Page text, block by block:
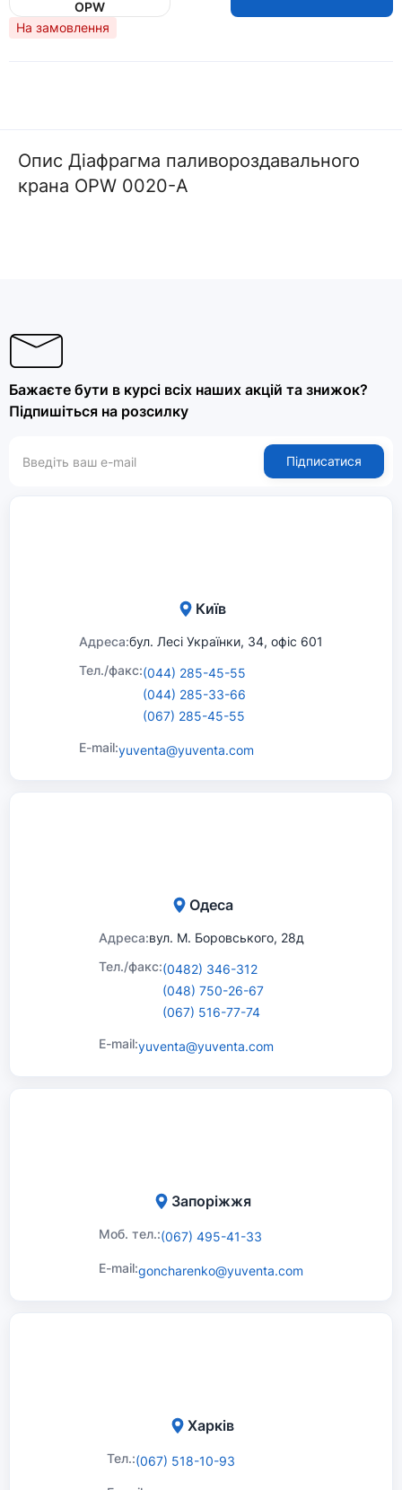
OPW
На замовлення
Опис Діафрагма паливороздавального
крана OPW 0020-А
Бажаєте бути в курсі всіх наших акцій та знижок?
Підпишіться на розсилку
Підписатися
Київ
Адреса:бул. Лесі Українки, 34, офіс 601
Тел./факс:(044) 285-45-55
(044) 285-33-66
(067) 285-45-55
E-mail:yuventa@yuventa.com
Одеса
Адреса:вул. М. Боровського, 28д
Тел./факс:(0482) 346-312
(048) 750-26-67
(067) 516-77-74
E-mail:yuventa@yuventa.com
Запоріжжя
Моб. тел.:(067) 495-41-33
E-mail:goncharenko@yuventa.com
Харків
Тел.:(067) 518-10-93